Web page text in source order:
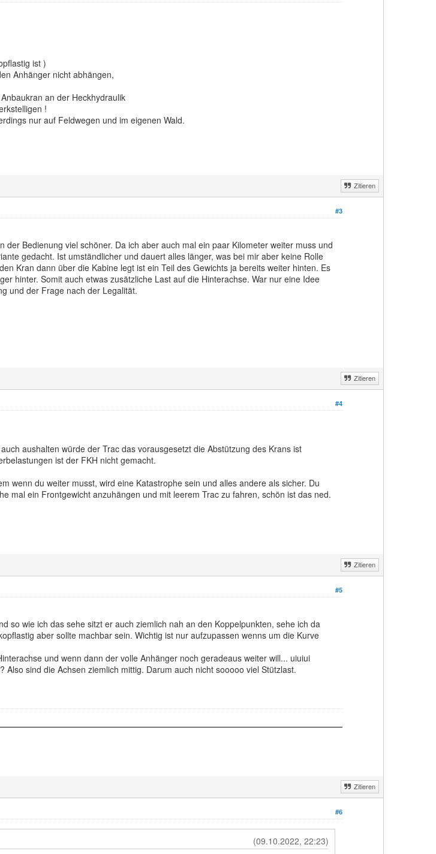
ist )
Anhänger nicht abhängen,
an der Heckhydraulik
!
nur auf Feldwegen und im eigenen Wald.
Zitieren
#3
der Bedienung viel schöner. Da ich aber auch mal ein paar Kilometer weiter muss und
gedacht. Ist umständlicher und dauert alles länger, was bei mir aber keine Rolle
Kran dann über die Kabine legt ist ein Teil des Gewichts ja bereits weiter hinten. Es
hinter. Somit auch etwas zusätzliche Last auf die Hinterachse. War nur eine Idee
und der Frage nach der Legalität.
Zitieren
#4
aushalten würde der Trac das vorausgesetzt die Abstützung des Krans ist
ist der FKH nicht gemacht.
wenn du weiter musst, wird eine Katastrophe sein und alles andere als sicher. Du
mal ein Frontgewicht anzuhängen und mit leerem Trac zu fahren, schön ist das ned.
Zitieren
#5
so wie ich das sehe sitzt er auch ziemlich nah an den Koppelpunkten, sehe ich da
aber sollte machbar sein. Wichtig ist nur aufzupassen wenns um die Kurve
und wenn dann der volle Anhänger noch geradeaus weiter will... uiuiui
Also sind die Achsen ziemlich mittig. Darum auch nicht sooooo viel Stützlast.
Zitieren
#6
(09.10.2022, 22:23)